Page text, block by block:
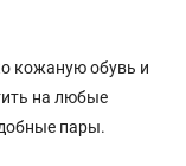
кожаную обувь и
на любые
пары.